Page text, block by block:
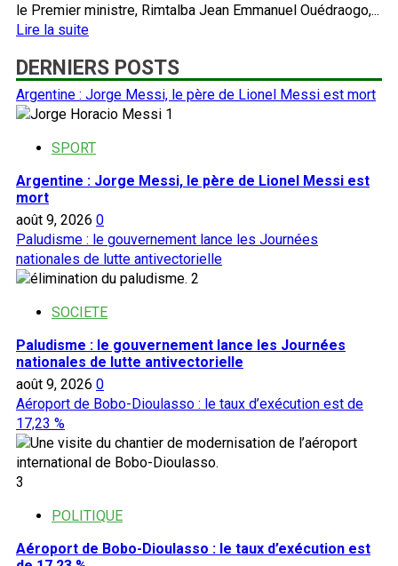
le Premier ministre, Rimtalba Jean Emmanuel Ouédraogo,...
Lire la suiteEn
plus
sur
Burkina :
campagne
‘’Dɛmɛ
pour
la
promotion
de
la
cohésion
sociale
lancée
DERNIERS POSTS
Argentine : Jorge Messi, le père de Lionel Messi est mort
1
SPORT
Argentine : Jorge Messi, le père de Lionel Messi est
mort
août 9, 2026 0
Paludisme : le gouvernement lance les Journées
nationales de lutte antivectorielle
2
SOCIETE
Paludisme : le gouvernement lance les Journées
nationales de lutte antivectorielle
août 9, 2026 0
Aéroport de Bobo-Dioulasso : le taux d’exécution est de
17,23 %
3
POLITIQUE
Aéroport de Bobo-Dioulasso : le taux d’exécution est